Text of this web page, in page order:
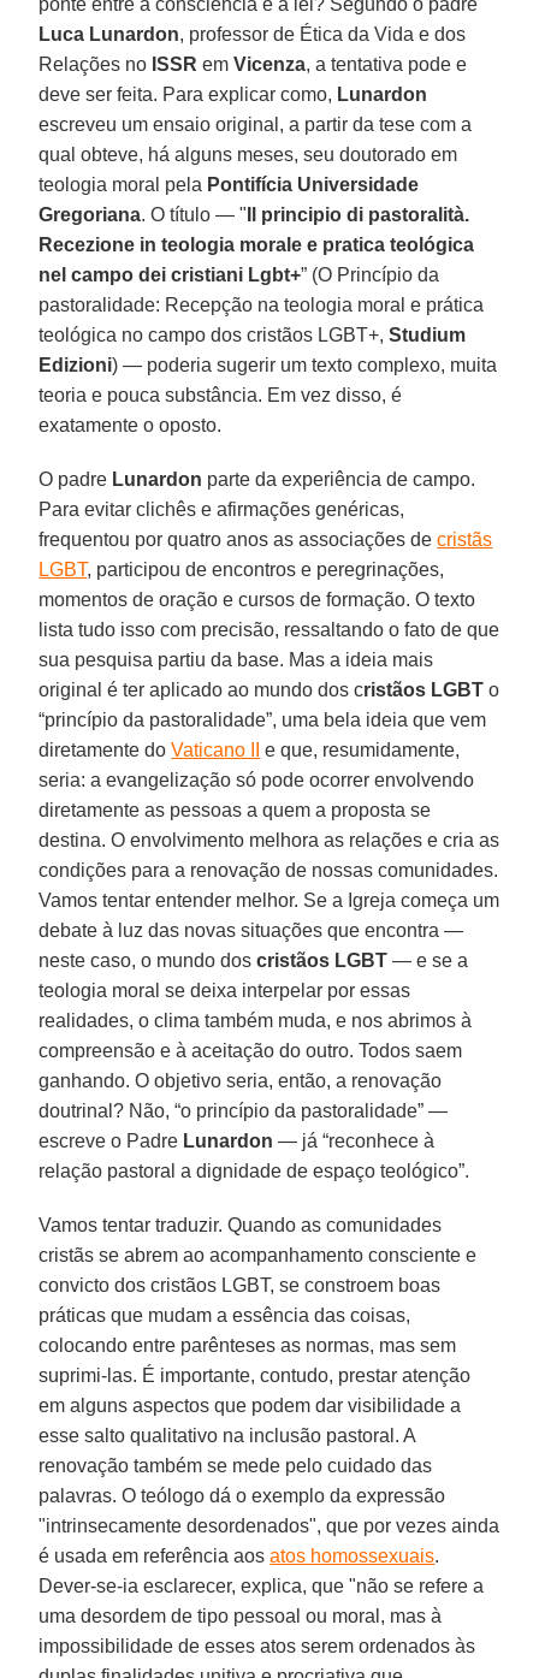
Luca Lunardon, professor de Ética da Vida e dos
Relações no ISSR emVicenza, a tentativa pode e
deve ser feita. Para explicar como, Lunardon
escreveu um ensaio original, a partir da tese com a
qual obteve, há alguns meses, seu doutorado em
teologia moral pela Pontifícia Universidade
Gregoriana. O título — " Il principio di pastoralità.
Recezione in teologia morale e pratica teológica
nel campo dei cristiani Lgbt+” (O Princípio da
pastoralidade: Recepção na teologia moral e prática
teológica no campo dos cristãos LGBT+,Studium
Edizioni) — poderia sugerir um texto complexo, muita
teoria e pouca substância. Em vez disso, é
exatamente o oposto.
O padre Lunardon parte da experiência de campo.
Para evitar clichês e afirmações genéricas,
frequentou por quatro anos as associações decristãs
LGBT, participou de encontros e peregrinações,
momentos de oração e cursos de formação. O texto
lista tudo isso com precisão, ressaltando o fato de que
sua pesquisa partiu da base. Mas a ideia mais
original é ter aplicado ao mundo dos cristãos LGBT o
“princípio da pastoralidade”, uma bela ideia que vem
diretamente doVaticano II
e que, resumidamente,
seria: a evangelização só pode ocorrer envolvendo
diretamente as pessoas a quem a proposta se
destina. O envolvimento melhora as relações e cria as
condições para a renovação de nossas comunidades.
Vamos tentar entender melhor. Se a Igreja começa um
debate à luz das novas situações que encontra —
neste caso, o mundo doscristãos LGBT — e se a
teologia moral se deixa interpelar por essas
realidades, o clima também muda, e nos abrimos à
compreensão e à aceitação do outro. Todos saem
ganhando. O objetivo seria, então, a renovação
doutrinal? Não, “o princípio da pastoralidade” —
escreve o Padre Lunardon — já “reconhece à
relação pastoral a dignidade de espaço teológico”.
Vamos tentar traduzir. Quando as comunidades
cristãs se abrem ao acompanhamento consciente e
convicto dos cristãos LGBT, se constroem boas
práticas que mudam a essência das coisas,
colocando entre parênteses as normas, mas sem
suprimi-las. É importante, contudo, prestar atenção
em alguns aspectos que podem dar visibilidade a
esse salto qualitativo na inclusão pastoral. A
renovação também se mede pelo cuidado das
palavras. O teólogo dá o exemplo da expressão
"intrinsecamente desordenados", que por vezes ainda
é usada em referência aosatos homossexuais.
Dever-se-ia esclarecer, explica, que "não se refere a
uma desordem de tipo pessoal ou moral, mas à
impossibilidade de esses atos serem ordenados às